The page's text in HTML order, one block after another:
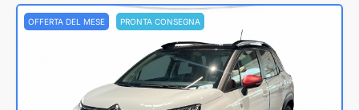
OFFERTA DEL MESE PRONTA CONSEGNA